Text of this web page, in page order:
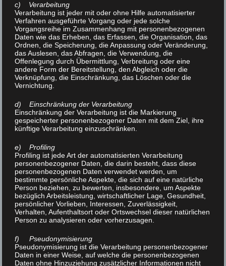
abtransportiert werden können. Weiterhin kommt es
zur Schmerzreduktion, da umliegende Nervenbahnen
entlastet werden.
Anwendungsgebiete der Wärmetherapie:
-> chronische Gelenkentzündungen ( Rheuma ) (Cave!
Niemals im Akutstadium )
-> funktionelle Organbeschwerden ( Reizdarm,
Bauchschmerz )
-> unvollständige Lähmungen mit erhöhtem
-> allgemeine Muskelverspannungen
-> degenerative Erkrankungen ( Arthrose,
Spinalkanalstenose, Bandscheibenvorfall )
Wichtig ist immer die richtige Anwendung der
Wärmetherapie. Bei einem Bandscheibenvorfall wird
die umligende Muskulatur entspannt und entkrampft,
Schmerzen gemindert. Bei Nervenreizungen sollte
man allerdings auf Wärme verzichten.
c) Verarbeitung
Verarbeitung ist jeder mit oder ohne Hilfe automatisierter
Verfahren ausgeführte Vorgang oder jede solche
Vorgangsreihe im Zusammenhang mit personenbezogenen
Daten wie das Erheben, das Erfassen, die Organisation, das
Ordnen, die Speicherung, die Anpassung oder Veränderung,
das Auslesen, das Abfragen, die Verwendung, die
Offenlegung durch Übermittlung, Verbreitung oder eine
andere Form der Bereitstellung, den Abgleich oder die
Verknüpfung, die Einschränkung, das Löschen oder die
Vernichtung.
d) Einschränkung der Verarbeitung
Einschränkung der Verarbeitung ist die Markierung
gespeicherter personenbezogener Daten mit dem Ziel, ihre
künftige Verarbeitung einzuschränken.
e) Profiling
Profiling ist jede Art der automatisierten Verarbeitung
personenbezogener Daten, die darin besteht, dass diese
personenbezogenen Daten verwendet werden, um
bestimmte persönliche Aspekte, die sich auf eine natürliche
Person beziehen, zu bewerten, insbesondere, um Aspekte
bezüglich Arbeitsleistung, wirtschaftlicher Lage, Gesundheit,
persönlicher Vorlieben, Interessen, Zuverlässigkeit,
Verhalten, Aufenthaltsort oder Ortswechsel dieser natürlichen
Person zu analysieren oder vorherzusagen.
f) Pseudonymisierung
Pseudonymisierung ist die Verarbeitung personenbezogener
Daten in einer Weise, auf welche die personenbezogenen
Daten ohne Hinzuziehung zusätzlicher Informationen nicht